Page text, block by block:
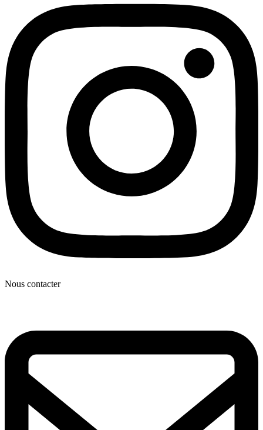
Nous contacter